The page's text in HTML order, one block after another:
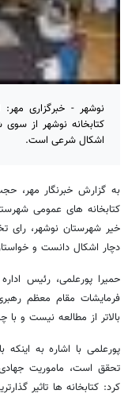
نوشهر - خبرگزاری
کتابخانه نوشهر از
اشکال شرعی است.
به گزارش خبرنگار مهر،
کتابخانه های عمومی
دچار اشکال دانست و
حمیرا پورعلمی، رئیس
فرمایشات مقام معظم
بالاتر از مطالعه نیست و
پورعلمی با اشاره به
تحقق است، ماموریت جهادی
کرد: کتابخانه ها تاثیر